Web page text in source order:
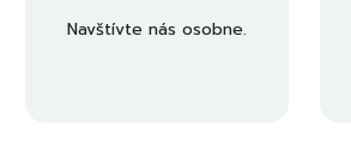
Navštívte nás osobne.